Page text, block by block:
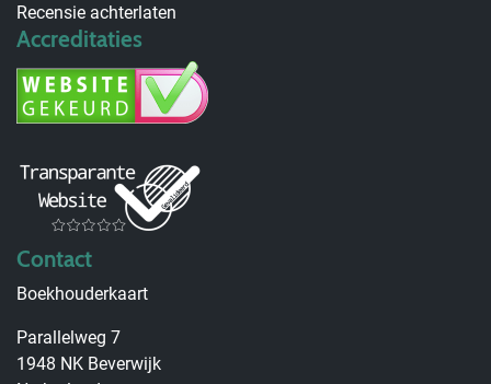
Recensie achterlaten
Accreditaties
Contact
Boekhouderkaart
Parallelweg 7
1948 NK Beverwijk